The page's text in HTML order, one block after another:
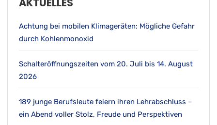
Achtung bei mobilen Klimageräten: Mögliche Gefahr
durch Kohlenmonoxid
Schalteröffnungszeiten vom 20. Juli bis 14. August
2026
189 junge Berufsleute feiern ihren Lehrabschluss –
ein Abend voller Stolz, Freude und Perspektiven